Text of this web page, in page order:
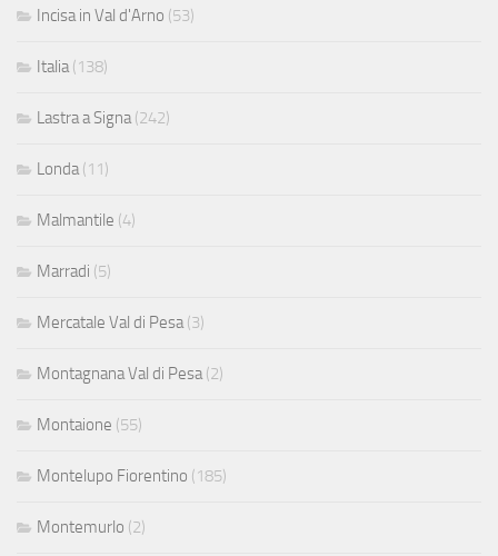
Incisa in Val d'Arno (53)
Italia(138)
Lastra a Signa(242)
Londa(11)
Malmantile (4)
Marradi (5)
Mercatale Val di Pesa(3)
Montagnana Val di Pesa(2)
Montaione (55)
Montelupo Fiorentino (185)
Montemurlo (2)